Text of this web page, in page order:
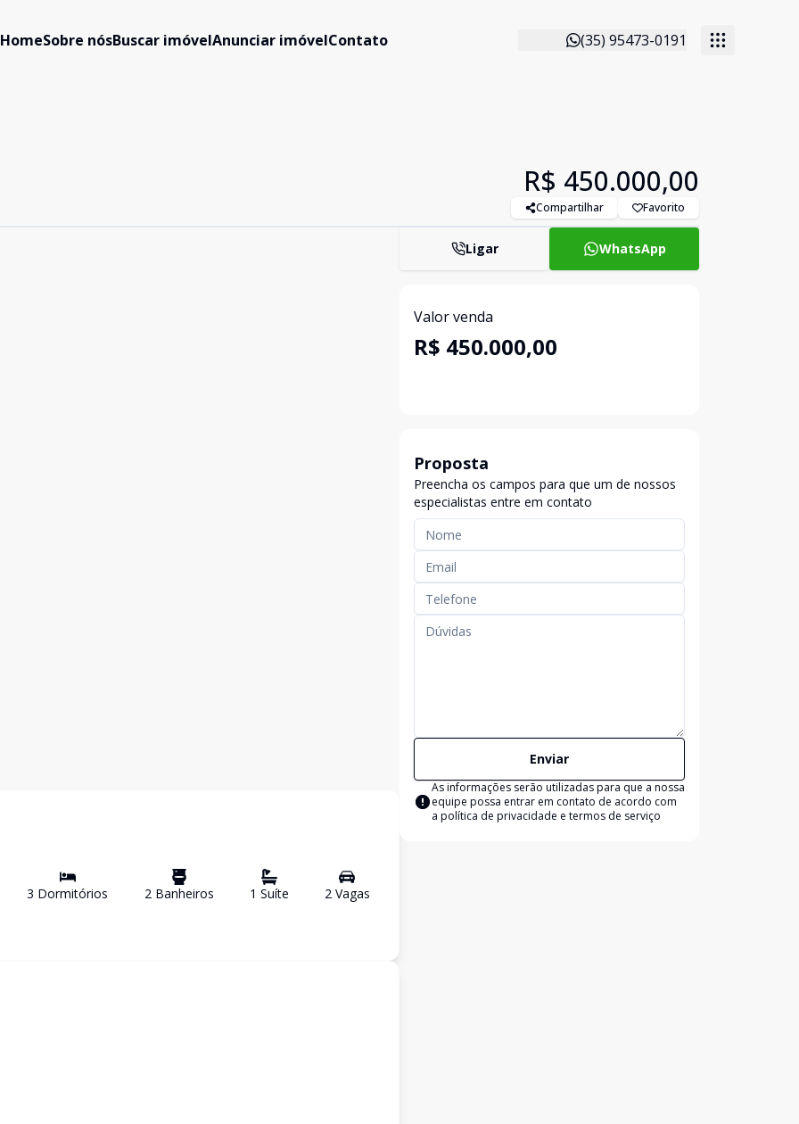
HomeSobre nósBuscar imóvelAnunciar imóvelContato (35) 95473-0191
R$ 450.000,00
Compartilhar Favorito
3 Dormitórios 2Banheiros 1 Suíte 2Vagas
Ligar WhatsApp
Valor venda
R$ 450.000,00
Proposta
Preencha os campos para que um de nossos
especialistas entre em contato
Enviar
As informações serão utilizadas para que a nossa
equipe possa entrar em contato de acordo com
a política de privacidade e termos de serviço